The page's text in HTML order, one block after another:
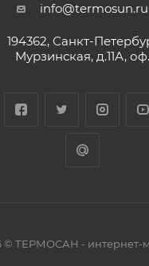
info@termosun.ru
194362, Санкт-
Мурзинская, д.11А,
© ТЕРМОСАН - интернет-